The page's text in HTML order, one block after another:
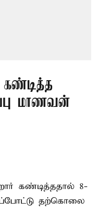
கண்டித்த
மாணவன்
கண்டித்ததால் 8-
தற்கொலை